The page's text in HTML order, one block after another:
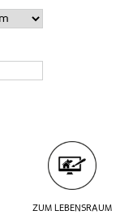
ZUM LEBENSRAUM